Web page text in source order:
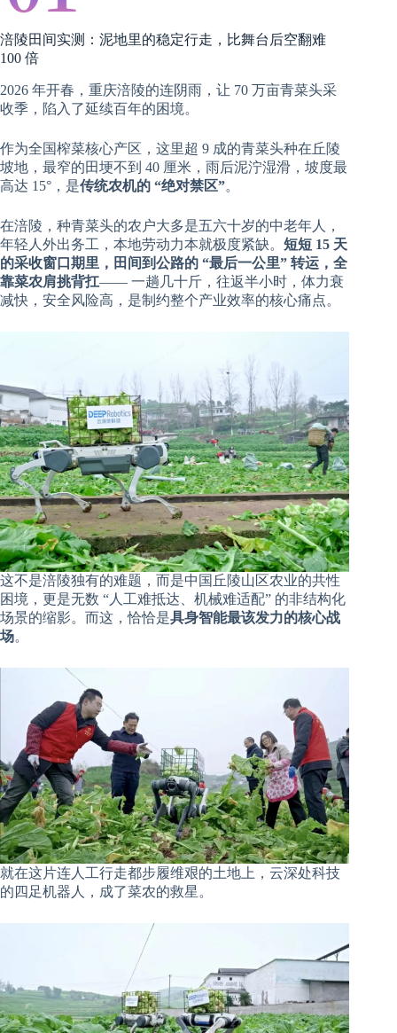
涪陵田间实测：泥地里的稳定行走，比舞台后空翻难
100 倍
2026 年开春，重庆涪陵的连阴雨，让 70 万亩青菜头采
收季，陷入了延续百年的困境。
作为全国榨菜核心产区，这里超 9 成的青菜头种在丘陵
坡地，最窄的田埂不到 40 厘米，雨后泥泞湿滑，坡度最
高达 15°，是传统农机的 “绝对禁区”。
在涪陵，种青菜头的农户大多是五六十岁的中老年人，
年轻人外出务工，本地劳动力本就极度紧缺。 短短 15 天
的采收窗口期里，田间到公路的 “最后一公里” 转运，全
靠菜农肩挑背扛—— 一趟几十斤，往返半小时，体力衰
减快，安全风险高，是制约整个产业效率的核心痛点。
这不是涪陵独有的难题，而是中国丘陵山区农业的共性
困境，更是无数 “人工难抵达、机械难适配” 的非结构化
场景的缩影。而这，恰恰是具身智能最该发力的核心战
场。
就在这片连人工行走都步履维艰的土地上，云深处科技
的四足机器人，成了菜农的救星。